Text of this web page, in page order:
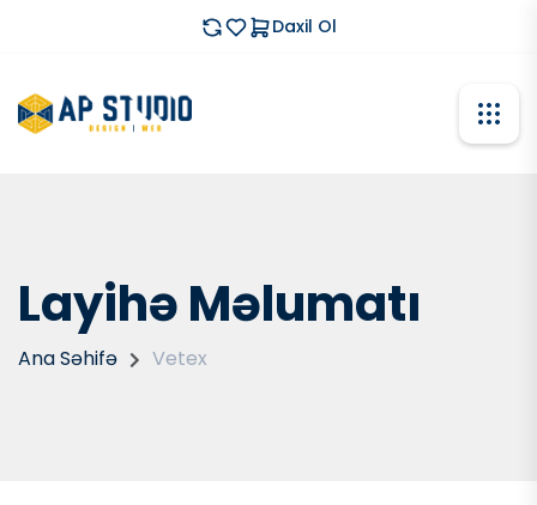
Daxil Ol
Layihə Məlumatı
Ana Səhifə Vetex